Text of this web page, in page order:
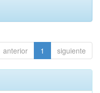
anterior 1 siguiente